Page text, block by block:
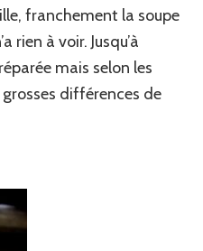
franchement la soupe
rien à voir. Jusqu’à
mais selon les
différences de